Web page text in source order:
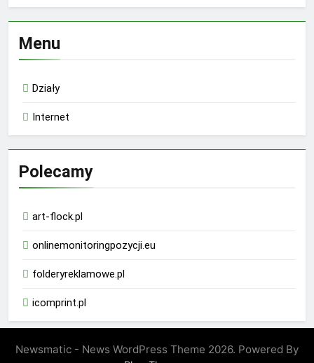
Menu
Działy
Internet
Polecamy
art-flock.pl
onlinemonitoringpozycji.eu
folderyreklamowe.pl
icomprint.pl
Newsmatic - News WordPress Theme 2026. Powered By